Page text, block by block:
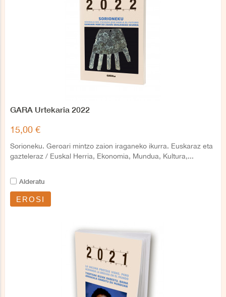
GARA Urtekaria 2022
15,00 €
Sorioneku. Geroari mintzo zaion iraganeko ikurra. Euskaraz eta
gazteleraz / Euskal Herria, Ekonomia, Mundua, Kultura,...
Alderatu
EROSI